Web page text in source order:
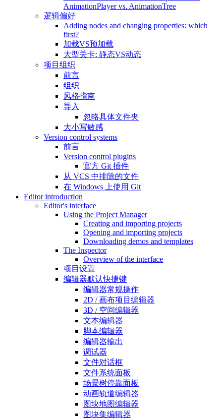
AnimationPlayer vs. AnimationTree
逻辑偏好
Adding nodes and changing properties: which
first?
加载VS预加载
大型关卡: 静态VS动态
项目组织
前言
组织
风格指南
导入
忽略具体文件夹
大小写敏感
Version control systems
前言
Version control plugins
官方 Git 插件
从 VCS 中排除的文件
在 Windows 上使用 Git
Editor introduction
Editor's interface
Using the Project Manager
Creating and importing projects
Opening and importing projects
Downloading demos and templates
The Inspector
Overview of the interface
项目设置
编辑器默认快捷键
编辑器常规操作
2D / 画布项目编辑器
3D / 空间编辑器
文本编辑器
脚本编辑器
编辑器输出
调试器
文件对话框
文件系统面板
场景树停靠面板
动画轨道编辑器
图块地图编辑器
图块集编辑器